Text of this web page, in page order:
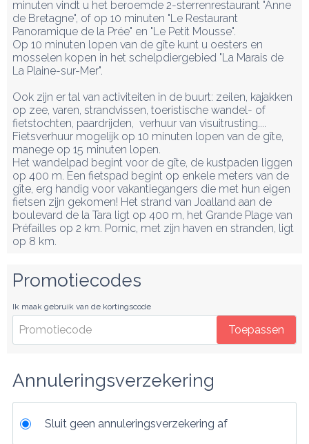
minuten vindt u het beroemde 2-sterrenrestaurant "Anne
de Bretagne", of op 10 minuten "Le Restaurant
Panoramique de la Prée" en "Le Petit Mousse".
Op 10 minuten lopen van de gîte kunt u oesters en
mosselen kopen in het schelpdiergebied "La Marais de
La Plaine-sur-Mer".
Ook zijn er tal van activiteiten in de buurt: zeilen, kajakken
op zee, varen, strandvissen, toeristische wandel- of
fietstochten, paardrijden,  verhuur van visuitrusting....
Fietsverhuur mogelijk op 10 minuten lopen van de gîte,
manege op 15 minuten lopen.
Het wandelpad begint voor de gîte, de kustpaden liggen
op 400 m. Een fietspad begint op enkele meters van de
gîte, erg handig voor vakantiegangers die met hun eigen
fietsen zijn gekomen! Het strand van Joalland aan de
boulevard de la Tara ligt op 400 m, het Grande Plage van
Préfailles op 2 km. Pornic, met zijn haven en stranden, ligt
op 8 km.
Promotiecodes
Ik maak gebruik van de kortingscode
Toepassen
Annuleringsverzekering
Sluit geen annuleringsverzekering af